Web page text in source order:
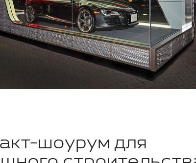
шоурум для